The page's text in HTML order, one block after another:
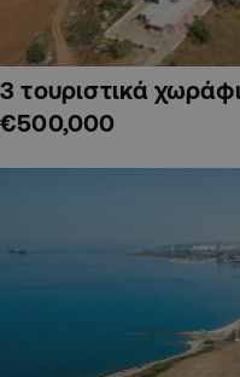
3 τουριστικά
€500,000